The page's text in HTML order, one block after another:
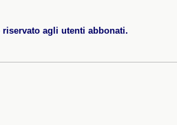
riservato agli utenti abbonati.